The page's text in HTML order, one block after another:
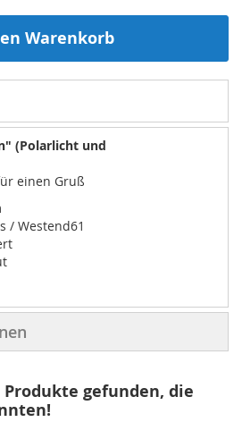
Warenkorb
(Polarlicht und
einen Gruß
/ Westend61
gefunden, die